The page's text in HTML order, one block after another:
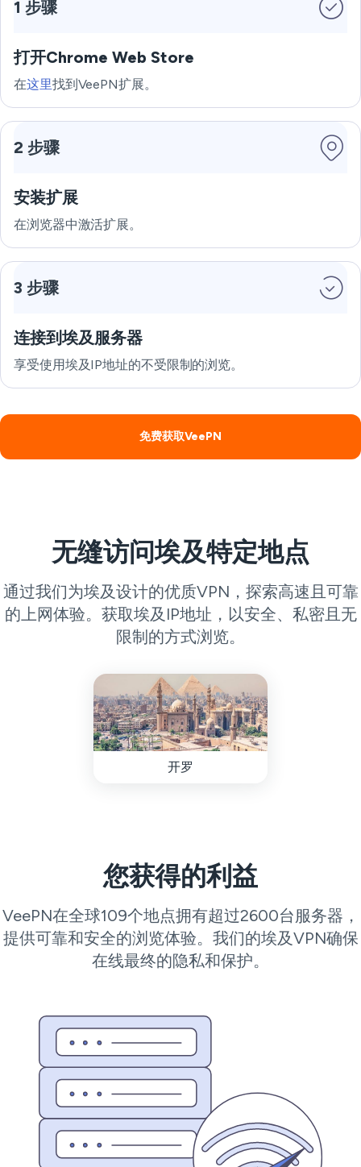
1 步骤
打开Chrome Web Store
在这里找到VeePN扩展。
2 步骤
安装扩展
在浏览器中激活扩展。
3 步骤
连接到埃及服务器
享受使用埃及IP地址的不受限制的浏览。
免费获取VeePN
无缝访问埃及特定地点
通过我们为埃及设计的优质VPN，探索高速且可靠
的上网体验。获取埃及IP地址，以安全、私密且无
限制的方式浏览。
开罗
您获得的利益
VeePN在全球109个地点拥有超过2600台服务器，
提供可靠和安全的浏览体验。我们的埃及VPN确保
在线最终的隐私和保护。